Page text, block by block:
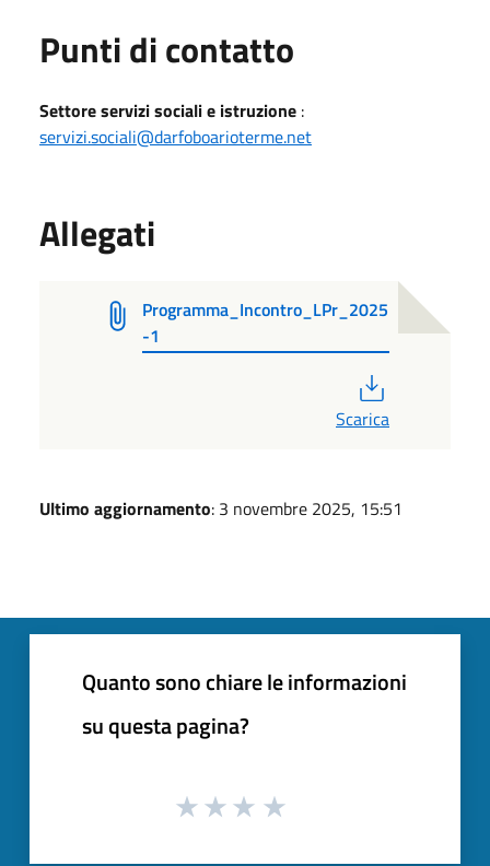
Punti di contatto
Settore servizi sociali e istruzione :
servizi.sociali@darfoboarioterme.net
Allegati
Programma_Incontro_LPr_2025
-1
Scarica
Ultimo aggiornamento: 3 novembre 2025, 15:51
Quanto sono chiare le informazioni
su questa pagina?